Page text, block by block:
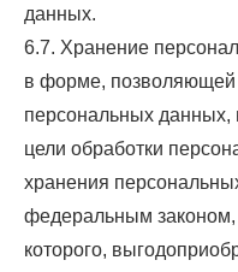
данных.
6.7. Хранение
в форме, позволяющей
персональных данных,
цели обработки
хранения
федеральным законом,
которого,